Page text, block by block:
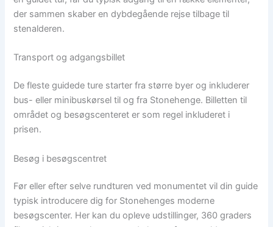
der sammen skaber en dybdegående rejse tilbage til
stenalderen.
Transport og adgangsbillet
De fleste guidede ture starter fra større byer og inkluderer
bus- eller minibuskørsel til og fra Stonehenge. Billetten til
området og besøgscenteret er som regel inkluderet i
prisen.
Besøg i besøgscentret
Før eller efter selve rundturen ved monumentet vil din guide
typisk introducere dig for Stonehenges moderne
besøgscenter. Her kan du opleve udstillinger, 360 graders